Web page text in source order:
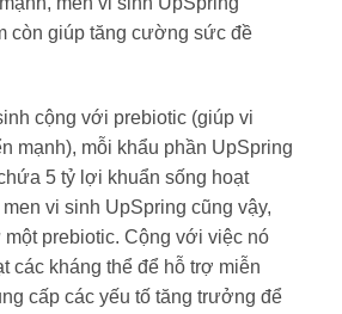
còn giúp tăng cường sức đề
cộng với prebiotic (giúp vi
mạnh), mỗi khẩu phần UpSpring
5 tỷ lợi khuẩn sống hoạt
vi sinh UpSpring cũng vậy,
prebiotic. Cộng với việc nó
các kháng thể để hỗ trợ miễn
cấp các yếu tố tăng trưởng để